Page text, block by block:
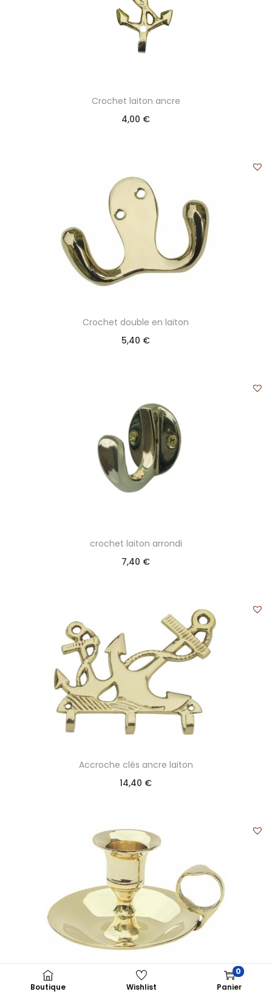
Crochet laiton ancre
4,00 €
Crochet double en laiton
5,40 €
crochet laiton arrondi
7,40 €
Accroche clés ancre laiton
14,40 €
Bougeoir en laiton avec anse
Boutique Wishlist
0
Panier